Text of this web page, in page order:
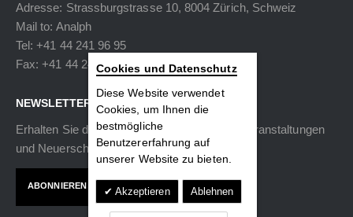
Adresse: Strassburgstrasse 10, 8004 Zürich, Schweiz
Mail to: Analph
Tel: +41 44 241 96 95
Fax: +41 44 240 34 40
NEWSLETTER
Erhalten Sie die neuesten Informationen zu Veranstaltungen
und Neuerscheinungen.
ABONNIEREN
Cookies und Datenschutz
Diese Website verwendet
Cookies, um Ihnen die
bestmögliche
Benutzererfahrung auf
unserer Website zu bieten.
Akzeptieren Ablehnen